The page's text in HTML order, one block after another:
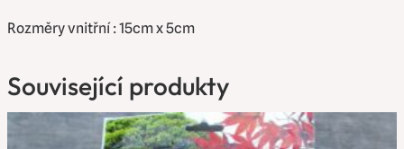
Rozměry vnitřní : 15cm x 5cm
Související produkty